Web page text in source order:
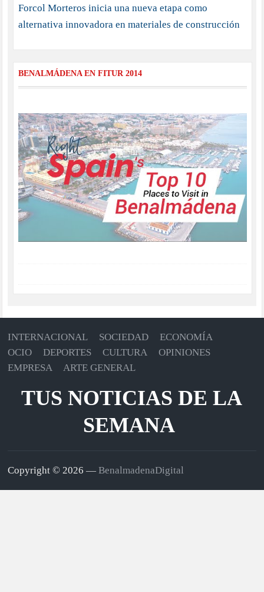
Forcol Morteros inicia una nueva etapa como
alternativa innovadora en materiales de construcción
BENALMÁDENA EN FITUR 2014
INTERNACIONAL SOCIEDAD
ECONOMÍA
OCIO
DEPORTES CULTURA
OPINIONES
EMPRESA
ARTE GENERAL
TUS NOTICIAS DE LA
SEMANA
Copyright © 2026 —BenalmadenaDigital